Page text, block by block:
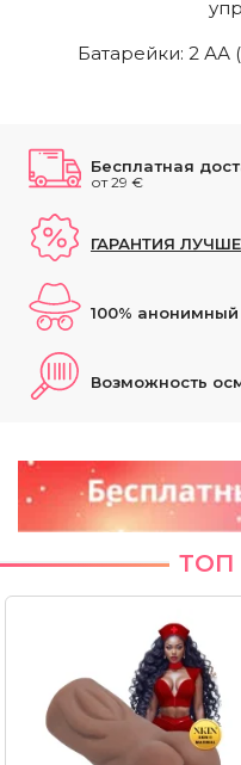
Батарейки: 2 АА
Бесплатная
от 29 €
ГАРАНТИЯ
100% анонимный
Возможность
ТОП